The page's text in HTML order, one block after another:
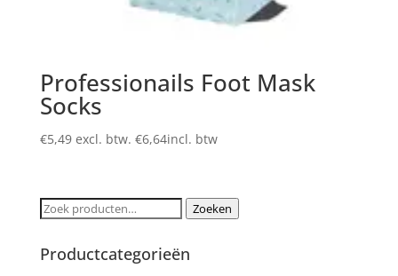
Professionails Foot Mask
Socks
€5,49 excl. btw. €6,64incl. btw
Zoeken
Zoeken
Productcategorieën